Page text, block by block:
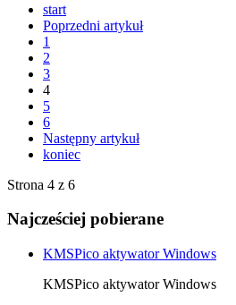
start
Poprzedni artykuł
1
2
3
4
5
6
Następny artykuł
koniec
Strona 4 z 6
Najcześciej pobierane
KMSPico aktywator Windows
KMSPico aktywator Windows